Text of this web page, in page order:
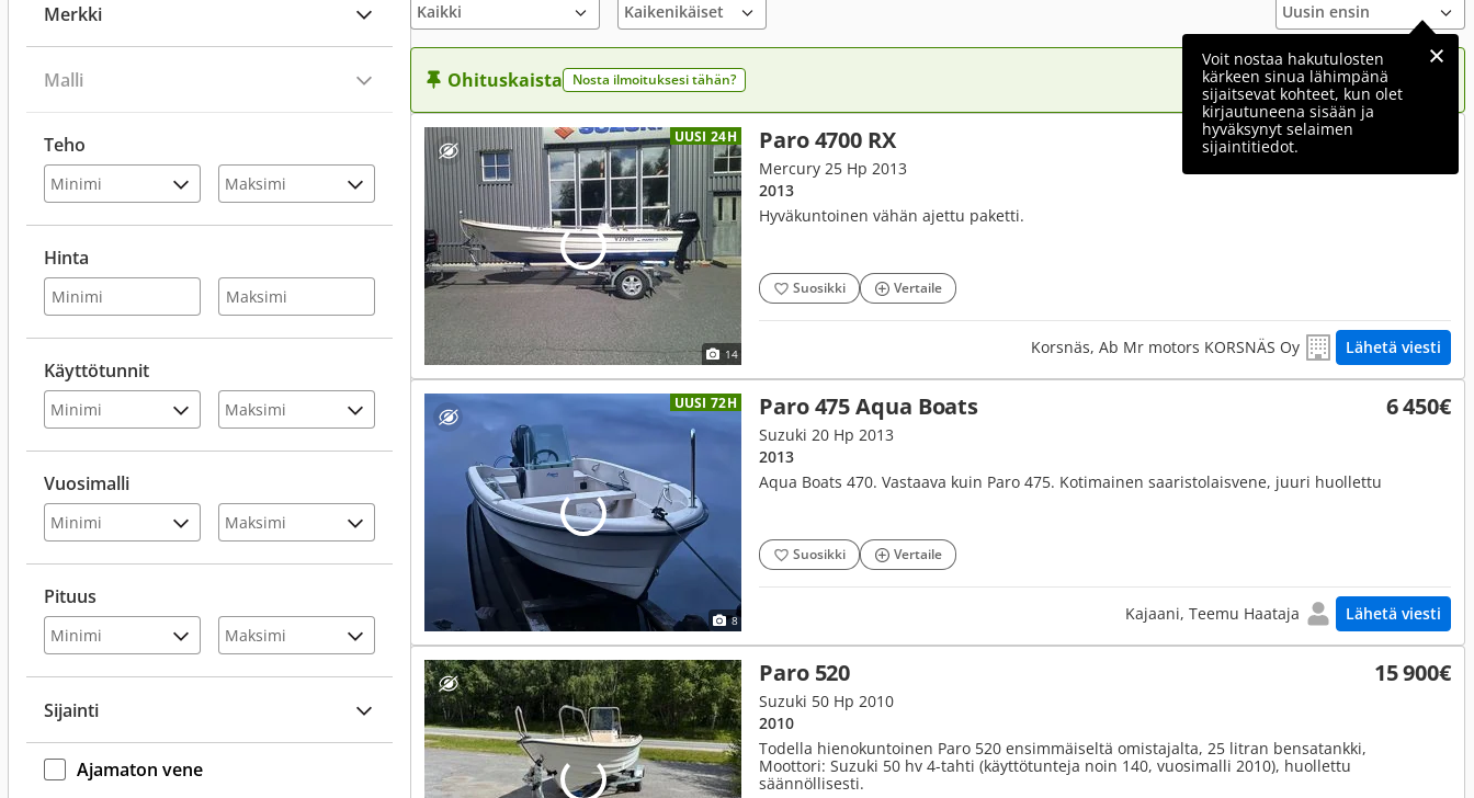
Merkki
Malli
Teho
Hinta
Käyttötunnit
Vuosimalli
Pituus
Sijainti
Ajamaton vene
Voit nostaa hakutulosten
kärkeen sinua lähimpänä
sijaitsevat kohteet, kun olet
kirjautuneena sisään ja
hyväksynyt selaimen
sijaintitiedot.
Ohituskaista Nosta ilmoituksesi tähän?
UUSI 24H
14
Paro 4700 RX
Mercury 25 Hp 2013
2013
Hyväkuntoinen vähän ajettu paketti.
Suosikki Vertaile
Korsnäs, Ab Mr motors KORSNÄS Oy Lähetä viesti
UUSI 72H
8
Paro 475 Aqua Boats 6 450€
Suzuki 20 Hp 2013
2013
Aqua Boats 470. Vastaava kuin Paro 475. Kotimainen saaristolaisvene, juuri huollettu
Suosikki Vertaile
Kajaani, Teemu Haataja Lähetä viesti
Paro 520 15 900€
Suzuki 50 Hp 2010
2010
Todella hienokuntoinen Paro 520 ensimmäiseltä omistajalta, 25 litran bensatankki,
Moottori: Suzuki 50 hv 4-tahti (käyttötunteja noin 140, vuosimalli 2010), huollettu
säännöllisesti.